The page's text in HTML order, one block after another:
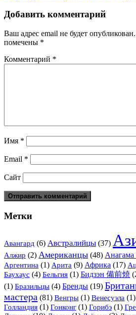
Добавить комментарий
Ваш адрес email не будет опубликован.
помечены *
Комментарий *
Имя *
Email *
Сайт
Метки
Авангард (6) Австралийцы (37)
Алжир (2) Американцы (48) Анагама
Аргентина (1) Арита (9) Африка (17)
Баухаус (4) Бельгия (1) Бидзэн 備前焼
(1) Бразильцы (4) Бренды (19)
мастера (81) Венгры (1) Венесуэла (1)
Голландия (1) Гонконг (1) Горибэ (1)